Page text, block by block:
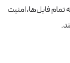
فایل‌ها، امنیت